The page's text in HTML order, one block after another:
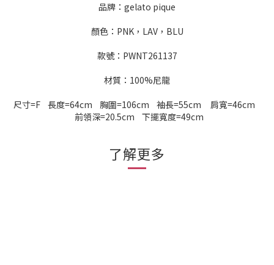
品牌：gelato pique
顏色：PNK，LAV，BLU
款號：PWNT261137
材質：100%尼龍
尺寸=F 長度=64cm 胸圍=106cm 袖長=55cm 肩寬=46cm
前領深=20.5cm 下擺寬度=49cm
了解更多